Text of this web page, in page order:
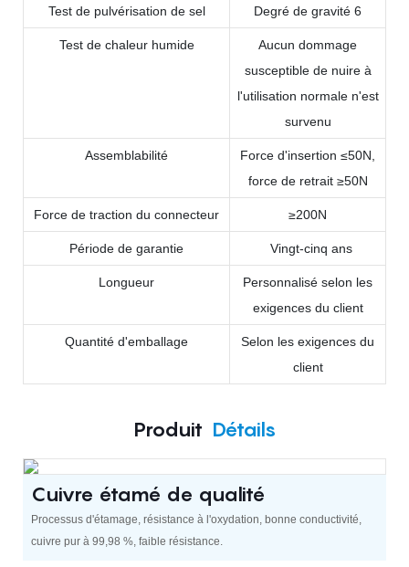
Test de pulvérisation de sel Degré de gravité 6
Test de chaleur humide
Aucun dommage
susceptible de nuire à
l'utilisation normale n'est
survenu
Assemblabilité
Force d'insertion ≤50N,
force de retrait ≥50N
Force de traction du connecteur ≥200N
Période de garantie Vingt-cinq ans
Longueur
Personnalisé selon les
exigences du client
Quantité d'emballage
Selon les exigences du
client
Produit Détails
Cuivre étamé de qualité
Processus d'étamage, résistance à l'oxydation, bonne conductivité,
cuivre pur à 99,98 %, faible résistance.